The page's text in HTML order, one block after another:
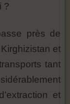
?
près de
et
tant
et